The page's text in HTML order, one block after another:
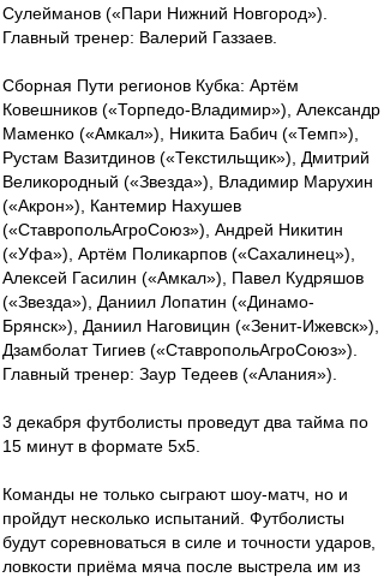
Сулейманов («Пари Нижний Новгород»).
Главный тренер: Валерий Газзаев.
Сборная Пути регионов Кубка: Артём
Ковешников («Торпедо-Владимир»), Александр
Маменко («Амкал»), Никита Бабич («Темп»),
Рустам Вазитдинов («Текстильщик»), Дмитрий
Великородный («Звезда»), Владимир Марухин
(«Акрон»), Кантемир Нахушев
(«СтавропольАгроСоюз»), Андрей Никитин
(«Уфа»), Артём Поликарпов («Сахалинец»),
Алексей Гасилин («Амкал»), Павел Кудряшов
(«Звезда»), Даниил Лопатин («Динамо-
Брянск»), Даниил Наговицин («Зенит-Ижевск»),
Дзамболат Тигиев («СтавропольАгроСоюз»).
Главный тренер: Заур Тедеев («Алания»).
3 декабря футболисты проведут два тайма по
15 минут в формате 5х5.
Команды не только сыграют шоу-матч, но и
пройдут несколько испытаний. Футболисты
будут соревноваться в силе и точности ударов,
ловкости приёма мяча после выстрела им из